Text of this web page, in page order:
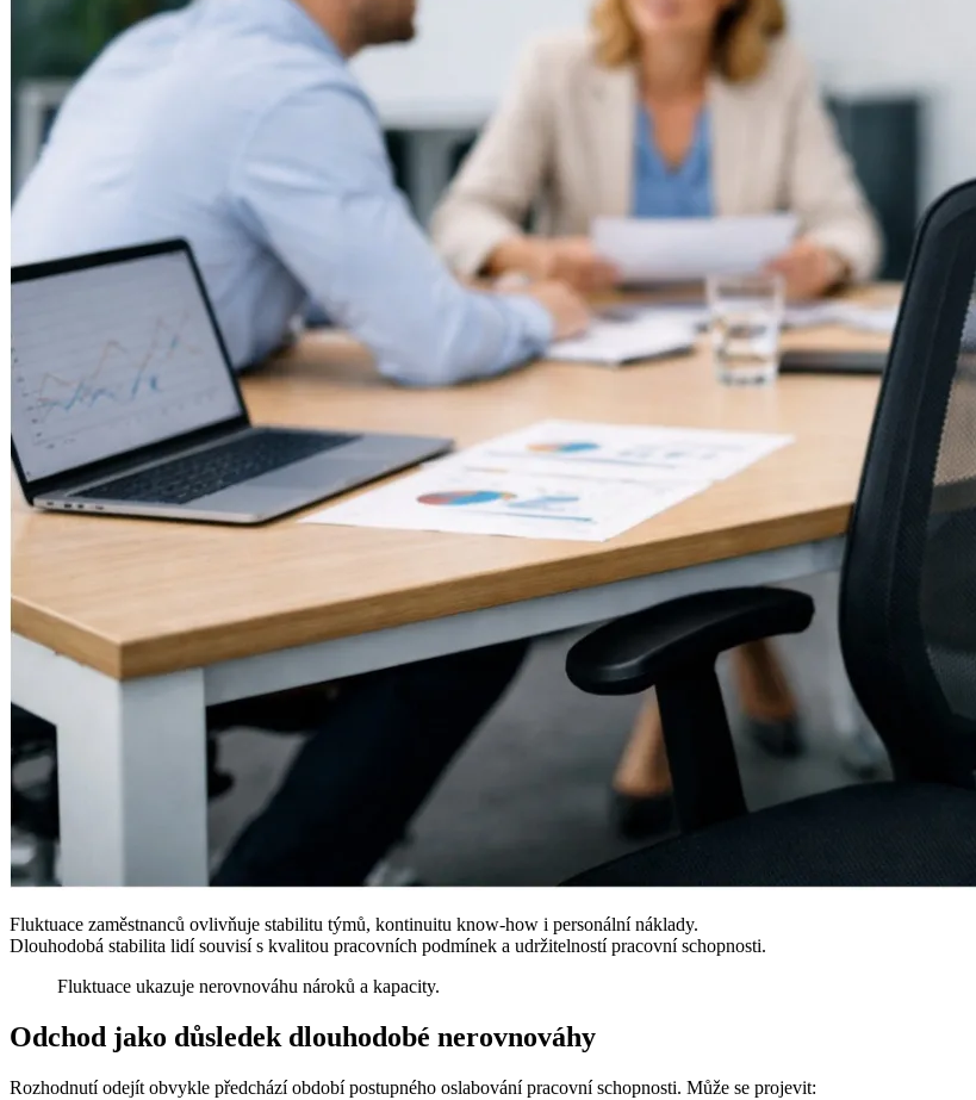
Fluktuace zaměstnanců ovlivňuje stabilitu týmů, kontinuitu know-how i personální náklady.
Dlouhodobá stabilita lidí souvisí s kvalitou pracovních podmínek a udržitelností pracovní schopnosti.
Fluktuace ukazuje nerovnováhu nároků a kapacity.
Odchod jako důsledek dlouhodobé nerovnováhy
Rozhodnutí odejít obvykle předchází období postupného oslabování pracovní schopnosti. Může se projevit: